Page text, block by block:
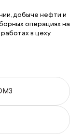
добыче нефти и
операциях на
в цеху.